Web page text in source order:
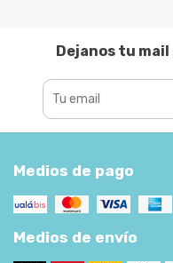
Dejanos tu
Medios de pago
Medios de envío